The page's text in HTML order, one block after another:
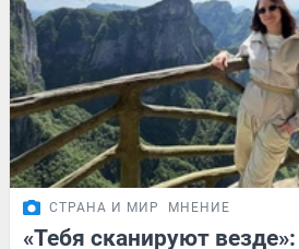
СТРАНА И МИР МНЕНИЕ
«Тебя сканируют